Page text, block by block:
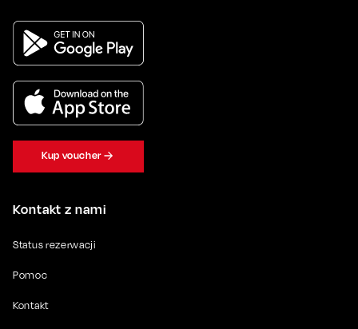
Kontakt z nami
Status rezerwacji
Pomoc
Kontakt
Kup voucher